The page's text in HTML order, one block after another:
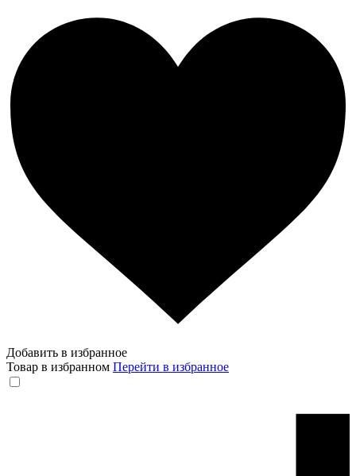
Добавить в избранное
Товар в избранном Перейти в избранное